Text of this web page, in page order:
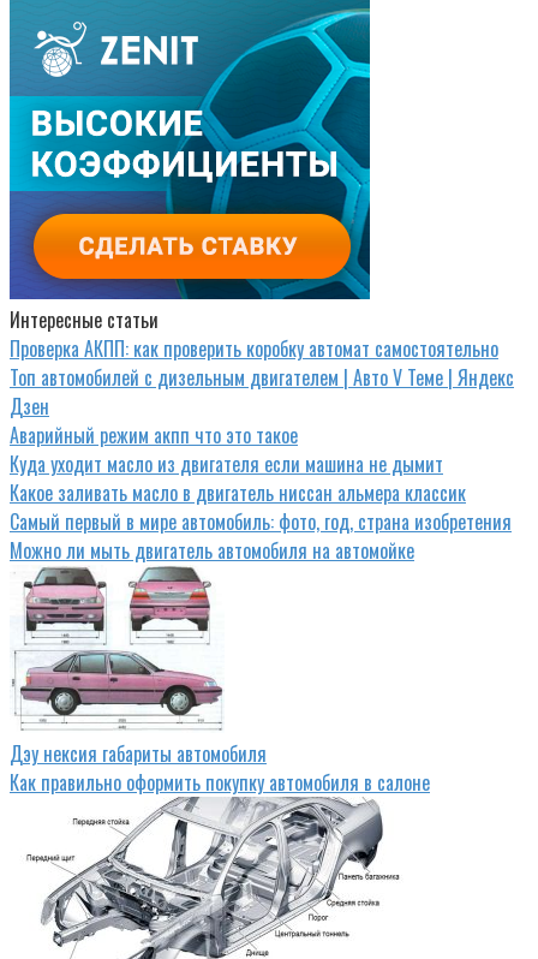
Интересные статьи
Проверка АКПП: как проверить коробку автомат самостоятельно
Топ автомобилей с дизельным двигателем | Авто V Теме | Яндекс
Дзен
Аварийный режим акпп что это такое
Куда уходит масло из двигателя если машина не дымит
Какое заливать масло в двигатель ниссан альмера классик
Самый первый в мире автомобиль: фото, год, страна изобретения
Можно ли мыть двигатель автомобиля на автомойке
Дэу нексия габариты автомобиля
Как правильно оформить покупку автомобиля в салоне